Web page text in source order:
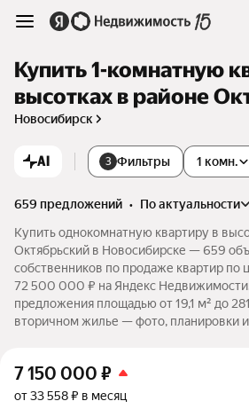
Купить 1-комнатную
высотках в районе
Новосибирск
AI 3 Фильтры 1 комн.
659 предложений •
по актуальности
Купить однокомнатную квартиру в
Октябрьский в Новосибирске — 659
собственников по продаже квартир
72 500 000 ₽ на Яндекс
предложения площадью от 19,1 м² до
вторичном жилье — фото, планировки и
7 150 000 ₽
от 33 558 ₽ в месяц